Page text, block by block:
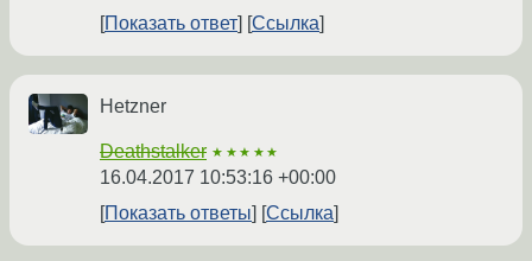
Показать ответ Ссылка
Hetzner
Deathstalker ★★★★★
16.04.2017 10:53:16 +00:00
Показать ответы
Ссылка